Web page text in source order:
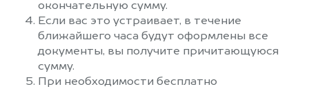
окончательную сумму.
Если вас это устраивает, в течение
ближайшего часа будут оформлены все
документы, вы получите причитающуюся
сумму.
При необходимости бесплатно